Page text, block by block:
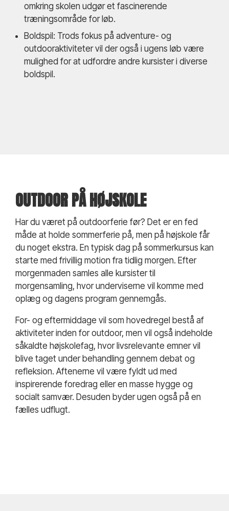
omkring skolen udgør et fascinerende
træningsområde for løb.
Boldspil: Trods fokus på adventure- og
outdooraktiviteter vil der også i ugens løb være
mulighed for at udfordre andre kursister i diverse
boldspil.
OUTDOOR PÅ HØJSKOLE
Har du været på outdoorferie før? Det er en fed
måde at holde sommerferie på, men på højskole får
du noget ekstra. En typisk dag på sommerkursus kan
starte med frivillig motion fra tidlig morgen. Efter
morgenmaden samles alle kursister til
morgensamling, hvor underviserne vil komme med
oplæg og dagens program gennemgås.
For- og eftermiddage vil som hovedregel bestå af
aktiviteter inden for outdoor, men vil også indeholde
såkaldte højskolefag, hvor livsrelevante emner vil
blive taget under behandling gennem debat og
refleksion. Aftenerne vil være fyldt ud med
inspirerende foredrag eller en masse hygge og
socialt samvær. Desuden byder ugen også på en
fælles udflugt.